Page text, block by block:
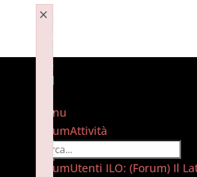
Menu
Navigazione
forum
ForumAttività
Forum
ForumUtenti ILO: (Forum) Il
F
e
d
o
n
it
×